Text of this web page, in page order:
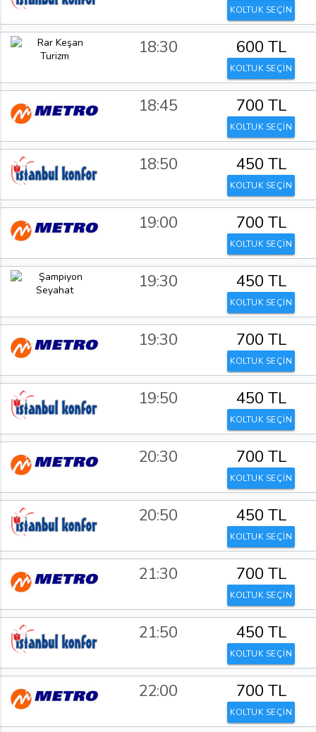
KOLTUK SEÇİN
18:30 600 TL
KOLTUK SEÇİN
18:45 700 TL
KOLTUK SEÇİN
18:50 450 TL
KOLTUK SEÇİN
19:00 700 TL
KOLTUK SEÇİN
19:30 450 TL
KOLTUK SEÇİN
19:30 700 TL
KOLTUK SEÇİN
19:50 450 TL
KOLTUK SEÇİN
20:30 700 TL
KOLTUK SEÇİN
20:50 450 TL
KOLTUK SEÇİN
21:30 700 TL
KOLTUK SEÇİN
21:50 450 TL
KOLTUK SEÇİN
22:00 700 TL
KOLTUK SEÇİN